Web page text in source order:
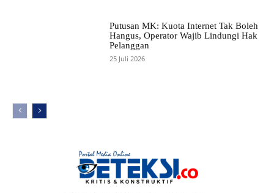
Putusan MK: Kuota Internet Tak Boleh
Hangus, Operator Wajib Lindungi Hak
Pelanggan
25 Juli 2026